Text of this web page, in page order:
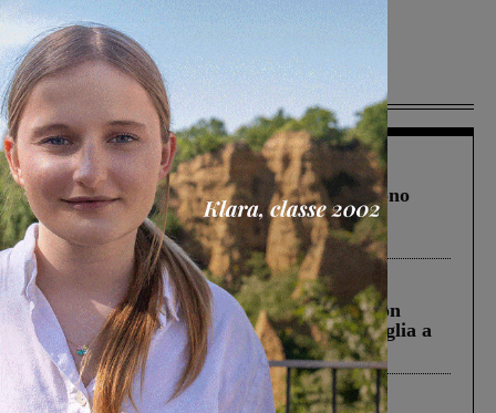
Più lette
Cronaca 4 Agosto 2026
Un anno fa la strage in A1 in cui morirono
Gianni, Giulia e Franco. Lo schianto, il
processo, lo stop ai sorpassi fra tir....
Cronaca 3 Agosto 2026
Scomparso da una struttura di Castiglion
Fiorentino l’uomo che aveva ucciso la figlia a
Levane nel 2020
Cronaca 5 Agosto 2026